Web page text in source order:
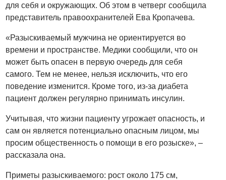
для себя и окружающих. Об этом в четверг сообщила
представитель правоохранителей Ева Кропачева.
«Разыскиваемый мужчина не ориентируется во
времени и пространстве. Медики сообщили, что он
может быть опасен в первую очередь для себя
самого. Тем не менее, нельзя исключить, что его
поведение изменится. Кроме того, из-за диабета
пациент должен регулярно принимать инсулин.
Учитывая, что жизни пациенту угрожает опасность, и
сам он является потенциально опасным лицом, мы
просим общественность о помощи в его розыске», –
рассказала она.
Приметы разыскиваемого: рост около 175 см,